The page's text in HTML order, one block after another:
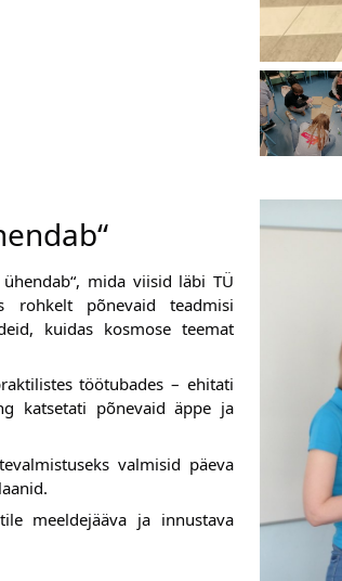
mida viisid läbi TÜ
rohkelt põnevaid teadmisi
kuidas kosmose teemat
töötubades – ehitati
katsetati põnevaid äppe ja
valmisid päeva
meeldejääva ja innustava